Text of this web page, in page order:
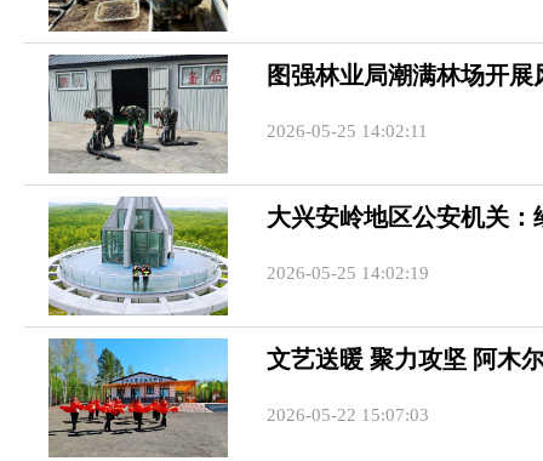
图强林业局潮满林场开
2026-05-25 14:02:11
大兴安岭地区公安机关
2026-05-25 14:02:19
文艺送暖 聚力攻坚 阿木
2026-05-22 15:07:03